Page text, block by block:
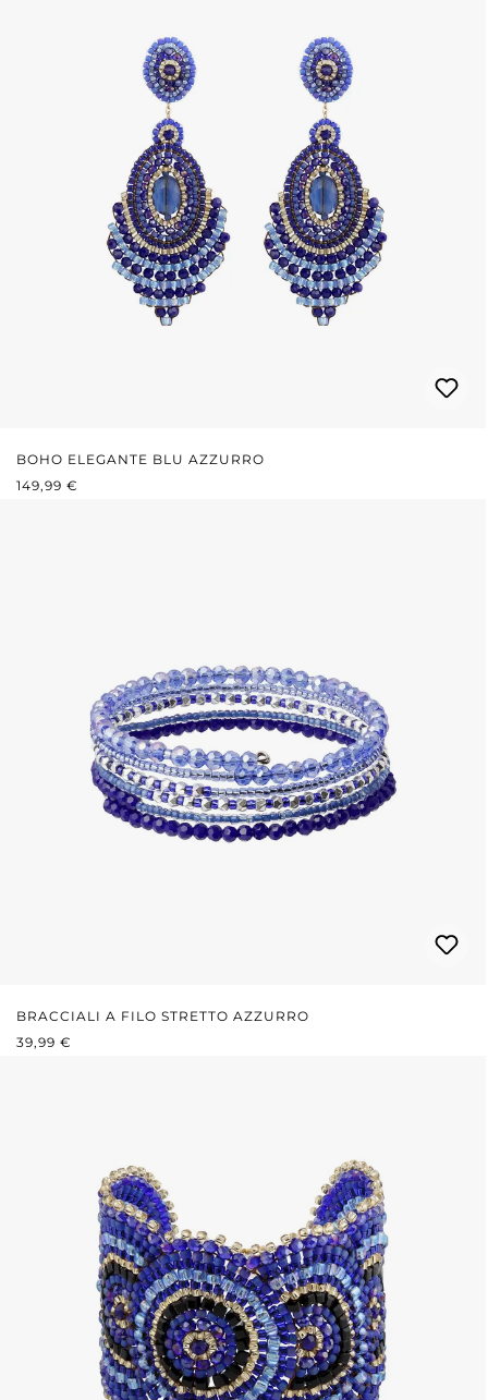
BOHO ELEGANTE BLU AZZURRO
PREZZO NORMALE:
149,99 €
BRACCIALI A FILO STRETTO AZZURRO
PREZZO NORMALE:
39,99 €